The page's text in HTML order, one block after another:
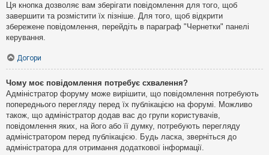
Ця кнопка дозволяє вам зберігати повідомлення для того, щоб
завершити та розмістити їх пізніше. Для того, щоб відкрити
збережене повідомлення, перейдіть в параграф "Чернетки" панелі
керування.
Догори
Чому моє повідомлення потребує схвалення?
Адміністратор форуму може вирішити, що повідомлення потребують
попереднього перегляду перед їх публікацією на форумі. Можливо
також, що адміністратор додав вас до групи користувачів,
повідомлення яких, на його або її думку, потребують перегляду
адміністратором перед публікацією. Будь ласка, зверніться до
адміністратора для отримання додаткової інформації.